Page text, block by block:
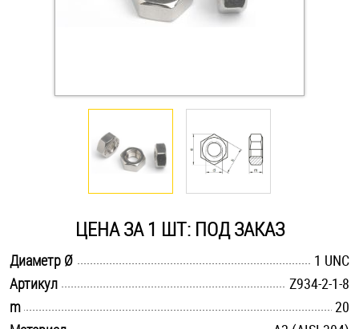
Крюки, кольца с метрической резьбой
Оснастка и аксессуары для яхт
Саморезы и шурупы
Стопорные кольца
ЦЕНА ЗА 1 ШТ: ПОД ЗАКАЗ
Диаметр Ø
1 UNC
Артикул
Z934-2-1-8
m
20